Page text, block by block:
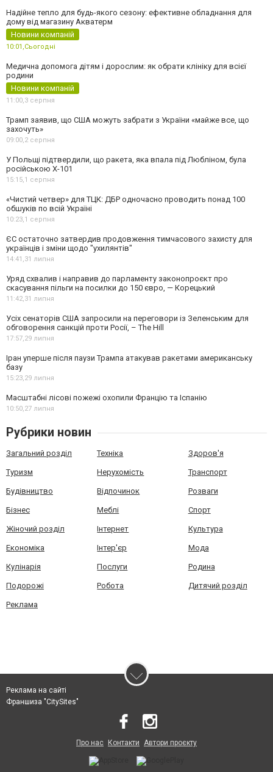
Надійне тепло для будь-якого сезону: ефективне обладнання для
дому від магазину Акватерм
Новини компаній
10:01,Сьогодні
Медична допомога дітям і дорослим: як обрати клініку для всієї
родини
Новини компаній
11:00,3 серпня
Трамп заявив, що США можуть забрати з України «майже все, що
захочуть»
09:00,2 серпня
У Польщі підтвердили, що ракета, яка впала під Любліном, була
російською Х-101
15:15,1 серпня
«Чистий четвер» для ТЦК: ДБР одночасно проводить понад 100
обшуків по всій Україні
10:23,1 серпня
ЄС остаточно затвердив продовження тимчасового захисту для
українців і зміни щодо "ухилянтів"
14:41,31 липня
Уряд схвалив і направив до парламенту законопроєкт про
скасування пільги на посилки до 150 євро, — Корецький
11:42,31 липня
Усіх сенаторів США запросили на переговори із Зеленським для
обговорення санкцій проти Росії, – The Hill
17:57,29 липня
Іран уперше після паузи Трампа атакував ракетами американську
базу
15:23,29 липня
Масштабні лісові пожежі охопили Францію та Іспанію
10:50,27 липня
Рубрики новин
Загальний розділ Техніка Здоров'я
Туризм Нерухомість Транспорт
Будівництво Відпочинок Розваги
Бізнес Меблі Спорт
Жіночий розділ Інтернет Культура
Економіка Інтер'єр Мода
Кулінарія Послуги Родина
Подорожі Робота Дитячий розділ
Реклама
Реклама на сайті
Франшиза "CitySites"
Про нас Контакти Автори проєкту